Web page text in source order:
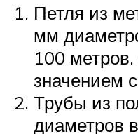
Петля из
мм
100
значением
Трубы из
диаметров